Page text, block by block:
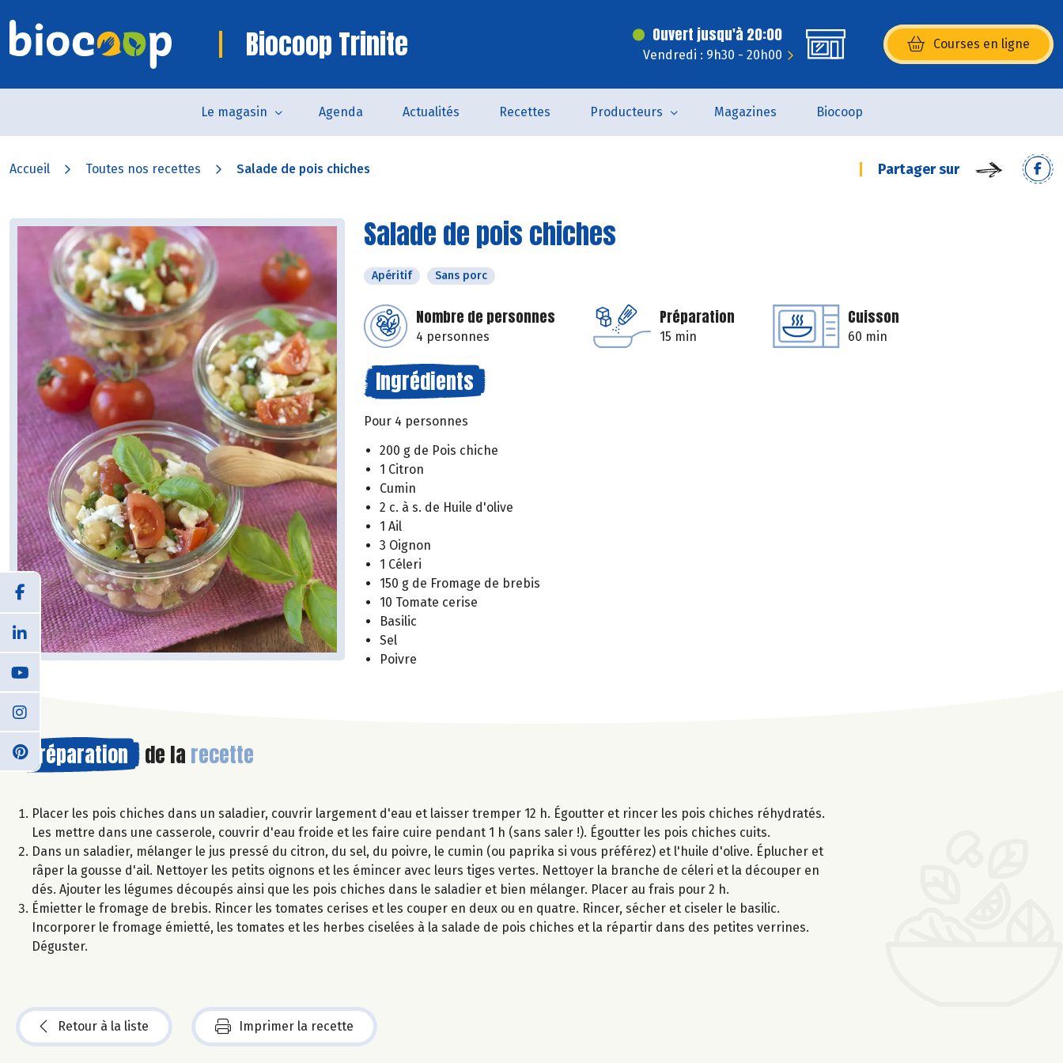
Biocoop Trinite Ouvert jusqu'à 20:00
Vendredi : 9h30 - 20h00
Courses en ligne
(s’ouvre dans une nouvelle
Le magasin Agenda Actualités Recettes Producteurs Magazines Biocoop
Accueil Toutes nos recettes Salade de pois chiches Partager sur
Salade de pois chiches
Apéritif Sans porc
Nombre de personnes
4 personnes
Préparation
15 min
Cuisson
60 min
Ingrédients
Pour 4 personnes
200 g de Pois chiche
1 Citron
Cumin
2 c. à s. de Huile d'olive
1 Ail
3 Oignon
1 Céleri
150 g de Fromage de brebis
10 Tomate cerise
Basilic
Sel
Poivre
Préparation de la recette
Placer les pois chiches dans un saladier, couvrir largement d'eau et laisser tremper 12 h. Égoutter et rincer les pois chiches réhydratés.
Les mettre dans une casserole, couvrir d'eau froide et les faire cuire pendant 1 h (sans saler !). Égoutter les pois chiches cuits.
Dans un saladier, mélanger le jus pressé du citron, du sel, du poivre, le cumin (ou paprika si vous préférez) et l'huile d'olive. Éplucher et
râper la gousse d'ail. Nettoyer les petits oignons et les émincer avec leurs tiges vertes. Nettoyer la branche de céleri et la découper en
dés. Ajouter les légumes découpés ainsi que les pois chiches dans le saladier et bien mélanger. Placer au frais pour 2 h.
Émietter le fromage de brebis. Rincer les tomates cerises et les couper en deux ou en quatre. Rincer, sécher et ciseler le basilic.
Incorporer le fromage émietté, les tomates et les herbes ciselées à la salade de pois chiches et la répartir dans des petites verrines.
Déguster.
Retour à la liste Imprimer la recette